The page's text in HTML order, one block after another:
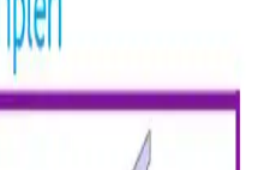
işlenebilirlik açısından kritik
nem ölçümü ve bölgesel
gereklidir.
Önlemler ve
Bilgi